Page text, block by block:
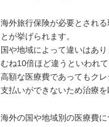
海外旅行保険が必要とされ
とが挙げられます。
国や地域によって違いはあ
むね10倍ほど違うといわれて
高額な医療費であってもク
支払いができないため治療を
海外の国や地域別の医療費